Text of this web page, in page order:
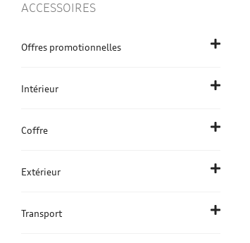
ACCESSOIRES
Offres promotionnelles
Intérieur
Coffre
Extérieur
Transport